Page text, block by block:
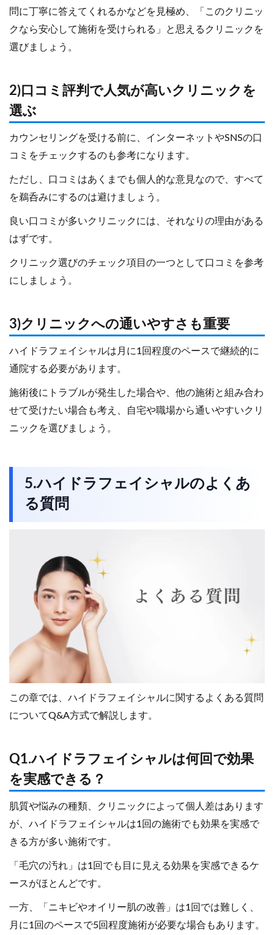
問に丁寧に答えてくれるかなどを見極め、「このクリニッ
クなら安心して施術を受けられる」と思えるクリニックを
選びましょう。
2)口コミ評判で人気が高いクリニックを
選ぶ
カウンセリングを受ける前に、インターネットやSNSの口
コミをチェックするのも参考になります。
ただし、口コミはあくまでも個人的な意見なので、すべて
を鵜呑みにするのは避けましょう。
良い口コミが多いクリニックには、それなりの理由がある
はずです。
クリニック選びのチェック項目の一つとして口コミを参考
にしましょう。
3)クリニックへの通いやすさも重要
ハイドラフェイシャルは月に1回程度のペースで継続的に
通院する必要があります。
施術後にトラブルが発生した場合や、他の施術と組み合わ
せて受けたい場合も考え、自宅や職場から通いやすいクリ
ニックを選びましょう。
5.ハイドラフェイシャルのよくあ
る質問
この章では、ハイドラフェイシャルに関するよくある質問
についてQ&A方式で解説します。
Q1.ハイドラフェイシャルは何回で効果
を実感できる？
肌質や悩みの種類、クリニックによって個人差はあります
が、ハイドラフェイシャルは1回の施術でも効果を実感で
きる方が多い施術です。
「毛穴の汚れ」は1回でも目に見える効果を実感できるケ
ースがほとんどです。
一方、「ニキビやオイリー肌の改善」は1回では難しく、
月に1回のペースで5回程度施術が必要な場合もあります。